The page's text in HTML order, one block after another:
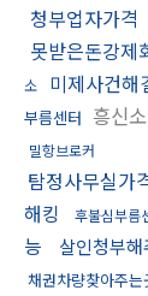
청부업자가격
못받은돈강제
소
미제사건해
부름센터 흥신
밀항브로커
탐정사무실가
해킹
후불심부름
능
살인청부해
채권차량찾아주는